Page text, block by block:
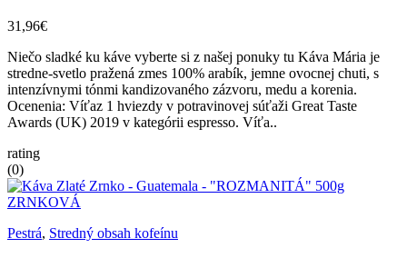
31,96€
Niečo sladké ku káve vyberte si z našej ponuky tu Káva Mária je
stredne-svetlo pražená zmes 100% arabík, jemne ovocnej chuti, s
intenzívnymi tónmi kandizovaného zázvoru, medu a korenia.
Ocenenia: Víťaz 1 hviezdy v potravinovej súťaži Great Taste
Awards (UK) 2019 v kategórii espresso. Víťa..
rating
(0)
Pestrá, Stredný obsah kofeínu